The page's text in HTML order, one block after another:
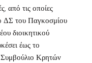
από τις οποίες
ΔΣ του Παγκοσμίου
διοικητικού
έως το
Κρητών